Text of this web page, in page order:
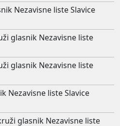
Nezavisne liste Slavice
glasnik Nezavisne liste
glasnik Nezavisne liste
Nezavisne liste Slavice
glasnik Nezavisne liste